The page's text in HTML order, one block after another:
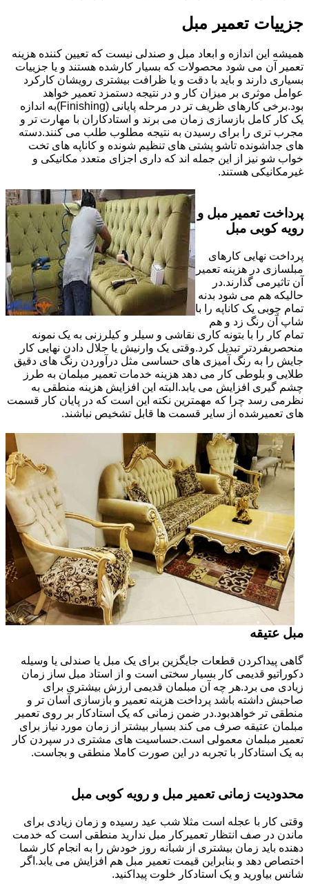
جزییات تعمیر مبل
همیشه این اندازه و ابعاد مبل و صندلی نیست که تعیین کننده هزینه
تعمیر آن می شود محصولات که بسیار کارشده هستند و یا جزییات
بسیاری دارند و باید با دقت و یا ظرافت بیشتری رویشان کارکرد
عوامل موثری بر میزان کار و در نتیجه دستمزد تعمیر خواهد
بود.برخی کارهای ظریف تر در مرحله پایانی (Finishing)به اندازه
یک کار کامل بازسازی زمان می برند و استادکاران با مهارت تر و
مجرب تری را برای رسیدن به نتیجه مطلوب طلب می کنند.دسته
های جداشونده تاشو پشتی های تنظیم شونده و کاناپه های تخت
خواب شو نیز از این جمله اند که داری اجزای متعدد مکانیکی و
غیرمکانیکی هستند.
پرداخت تعمیر مبل و
رویه کوبی مبل
پرداخت نهایی کارهای
مبلسازی در هزینه تعمیر
آن تاثیرمی گذارند.در
حالیکه هم می شود بدنه
تمام چوبی یک کاناپه را با
شاپ آن رنگ زد و هم
تمام کار را با بتونه کاری نقاشی و سیلر و کیلرزنی به یک نمونه
منحصربفردتر تبدیل کرد.وقتی یک وارنیش یا جلال دادن نهایی کار
جایش را به رنگ آمیزی های حساسی مثل درآوردن رنگ های دقیق
طلایی و بلوطی کار می دهد هزینه خدمات تعمیر مبلمان به طرز
چشم گیری افزایش می یابد.البته این افزایش هزینه منطقی به
نظرمی رسد چرا که مهمترین نکته این است که در پایان کار قسمت
های تعمیرشده از سایر قسمت ها قابل تشخیص نباشند.
مبل عتیقه
گاهی پیداکردن قطعات جایگزین برای یک مبل یا صندلی یا وسیله
دکوراتیو قدیمی کار بسیار سختی است و از استاد مبل ساز زمان
زیادی می برد.هر چه آن مبلمان قدیمی ارزش بیشتری برای
صاحبش داشته باشد پرداخت هزینه تعمیر و بازسازی آسان تر و
منطقی تر خواهدبود.در ضمن زمانی که یک استادکار بر روی تعمیر
مبلمان عتیقه صرف می کند بسیار بیشتر از زمان مورد نیاز برای
تعمیر مبلمان معمولی است.حساسیت های مشتری در سپردن کار
به یک استادکار با تجربه در این صورت کاملا منطقی و بجاست.
محدودیت زمانی تعمیر مبل و رویه کوبی مبل
وقتی کار با عجله است مثلا شب عید رسیده و زمان زیادی برای
ماندن در صف انتظار تعمیرکار مبل ندارید منطقی است که خدمت
دهنده باید زمان بیشتری از شبانه روز خودش را به انجام کار شما
اختصاص دهد و بنابراین قیمت تعمیر مبل هم افزایش می یابد.اگر
شانس بیاورید و یک استادکار خلوت پیداکنید.